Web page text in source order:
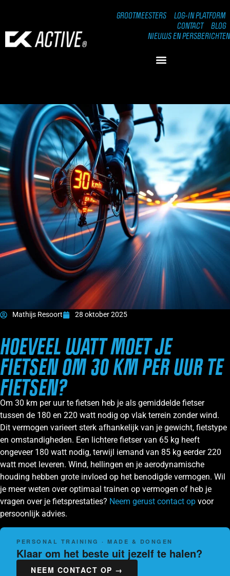
GROOTMEESTERS
LOG-IN PLATFORM
CONTACT
BLOG
NIEUWS EN PERSBERICHTEN
Mathijs Resoort 28 oktober 2025
HOEVEEL WATT MOET JE
FIETSEN OM 30 KM PER UUR TE
FIETSEN?
Om 30 km per uur te fietsen heb je als gemiddelde fietser
tussen de 180 en 220 watt nodig op vlak terrein zonder wind.
Dit vermogen varieert sterk afhankelijk van je gewicht, fietstype
en omstandigheden. Een lichtere fietser van 65 kg heeft
ongeveer 180 watt nodig, terwijl iemand van 85 kg eerder 220
watt moet leveren. Wind, hellingen en je aerodynamische
houding hebben grote invloed op het benodigde vermogen. Wil
je meer weten over optimaal trainen op vermogen of heb je
vragen over je fietsprestaties? Neem gerust contact op voor
persoonlijk advies.
PERSONAL TRAINING · MADE & DONGEN
Klaar om het beste uit jezelf te halen?
NEEM CONTACT OP →